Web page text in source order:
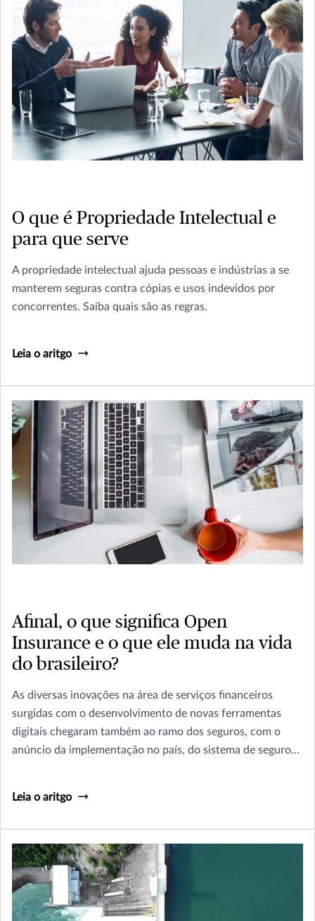
O que é Propriedade Intelectual e
para que serve
A propriedade intelectual ajuda pessoas e indústrias a se
manterem seguras contra cópias e usos indevidos por
concorrentes. Saiba quais são as regras.
Leia o aritgo
Afinal, o que significa Open
Insurance e o que ele muda na vida
do brasileiro?
As diversas inovações na área de serviços financeiros
surgidas com o desenvolvimento de novas ferramentas
digitais chegaram também ao ramo dos seguros, com o
anúncio da implementação no país, do sistema de seguros
Leia o aritgo